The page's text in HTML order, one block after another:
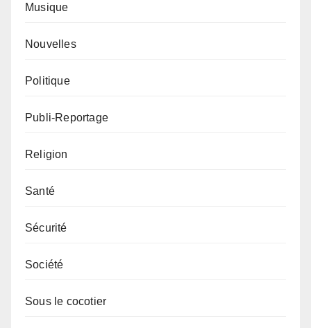
Musique
Nouvelles
Politique
Publi-Reportage
Religion
Santé
Sécurité
Société
Sous le cocotier